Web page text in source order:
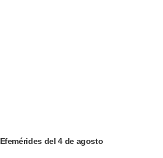
Efemérides del 4 de agosto